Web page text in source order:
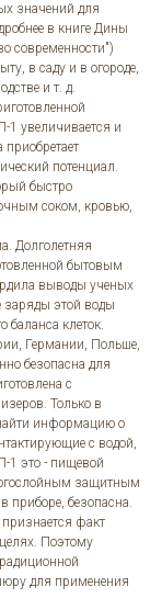
значений для
в книге Дины
современности")
в саду и в огороде,
и т. д.
1 увеличивается и
потенциал.
быстро
соком, кровью,
Долголетняя
бытовым
выводы ученых
заряды этой воды
баланса клеток.
Германии, Польше,
безопасна для
с
Только в
информацию о
с водой,
1 это - пищевой
защитным
приборе, безопасна.
факт
Поэтому
для применения